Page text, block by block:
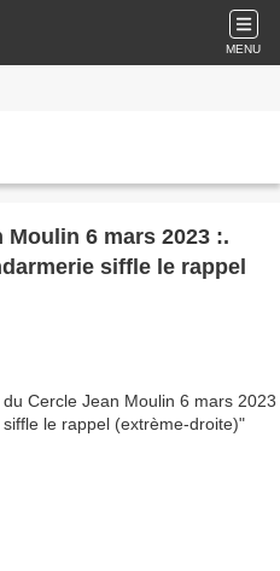
MENU
6 mars 2023 :.
siffle le rappel